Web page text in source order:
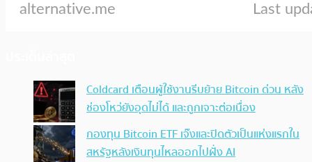
Coldcard เตือนผู้ใช้งานรีบย้าย Bitcoin ด่วน หลัง
ช่องโหว่ยังอุดไม่ได้ และถูกเจาะต่อเนื่อง
กองทุน Bitcoin ETF เจ๊งและปิดตัวเป็นแห่งแรกใน
สหรัฐหลังเงินทุนไหลออกไปฝั่ง AI